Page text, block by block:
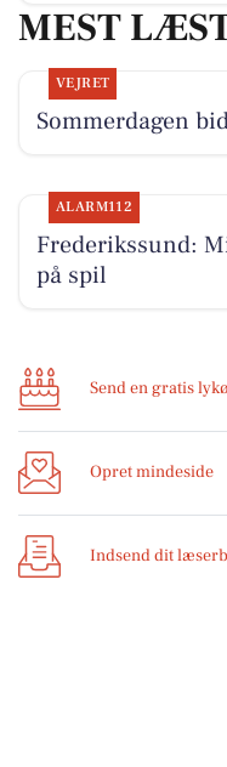
MEST
VEJRET
Sommerdagen
ALARM112
Frederikssund:
på spil
Send en gratis
Opret mindeside
Indsend dit